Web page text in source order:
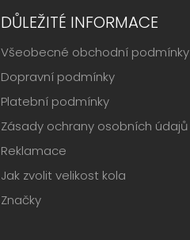
DŮLEŽITÉ INFORMACE
Všeobecné obchodní podmínky
Dopravní podmínky
Platební podmínky
Zásady ochrany osobních údajů
Reklamace
Jak zvolit velikost kola
Značky